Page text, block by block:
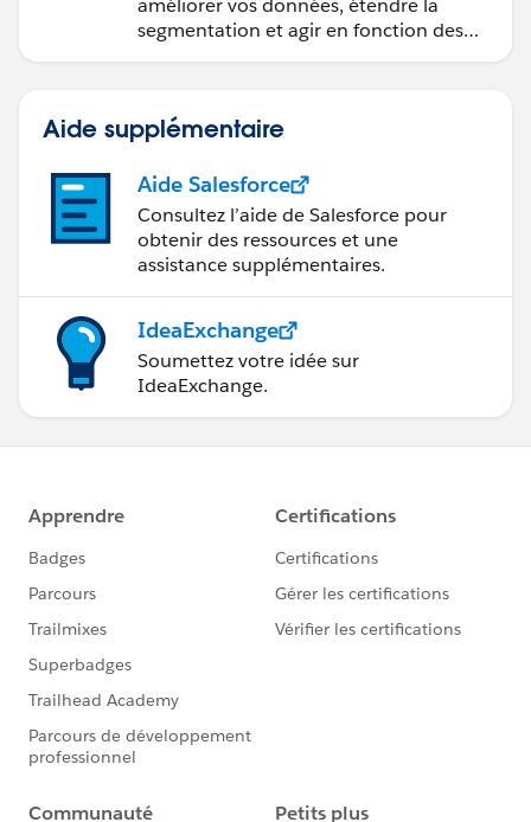
améliorer vos données, étendre la
segmentation et agir en fonction des
Aide supplémentaire
Aide Salesforce
Consultez l’aide de Salesforce pour
obtenir des ressources et une
assistance supplémentaires.
IdeaExchange
Soumettez votre idée sur
IdeaExchange.